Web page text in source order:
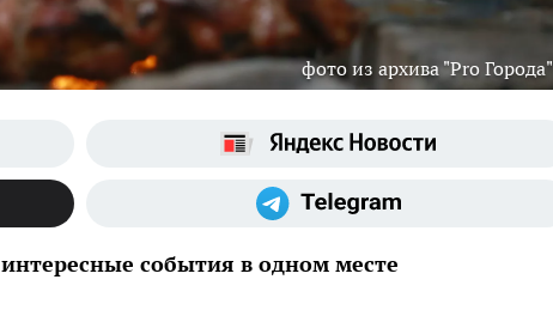
фото из архива "Pro Города"
события в одном месте